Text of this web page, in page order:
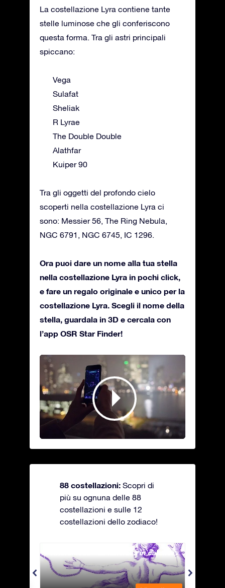
La costellazione Lyra contiene tante
stelle luminose che gli conferiscono
questa forma. Tra gli astri principali
spiccano:
Vega
Sulafat
Sheliak
R Lyrae
The Double Double
Alathfar
Kuiper 90
Tra gli oggetti del profondo cielo
scoperti nella costellazione Lyra ci
sono: Messier 56, The Ring Nebula,
NGC 6791, NGC 6745, IC 1296.
Ora puoi dare un nome alla tua stella
nella costellazione Lyra in pochi click,
e fare un regalo originale e unico per la
costellazione Lyra. Scegli il nome della
stella, guardala in 3D e cercala con
l’app OSR Star Finder!
88 costellazioni: Scopri di
più su ognuna delle 88
costellazioni e sulle 12
costellazioni dello zodiaco!
Andromeda - La fanciulla in catene